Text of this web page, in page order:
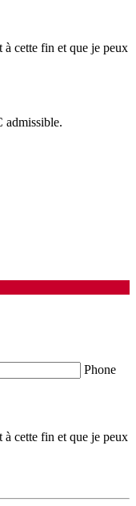
à cette fin et que je peux
admissible.
Phone
à cette fin et que je peux